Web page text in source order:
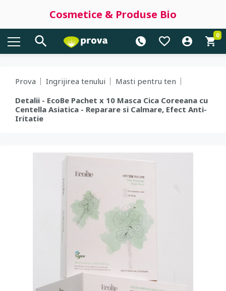
Cosmetice & Produse Bio
0
Prova Ingrijirea tenului
Masti pentru ten
Detalii - EcoBe Pachet x 10 Masca Cica Coreeana cu
Centella Asiatica - Reparare si Calmare, Efect Anti-
Iritatie